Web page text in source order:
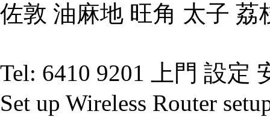
佐敦 油麻地 旺角 太子 荔
Tel: 6410 9201 上門 設定
Set up Wireless Router